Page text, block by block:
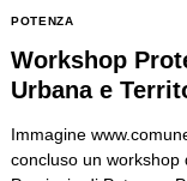
POTENZA
Workshop
Urbana e
Immagine
concluso un